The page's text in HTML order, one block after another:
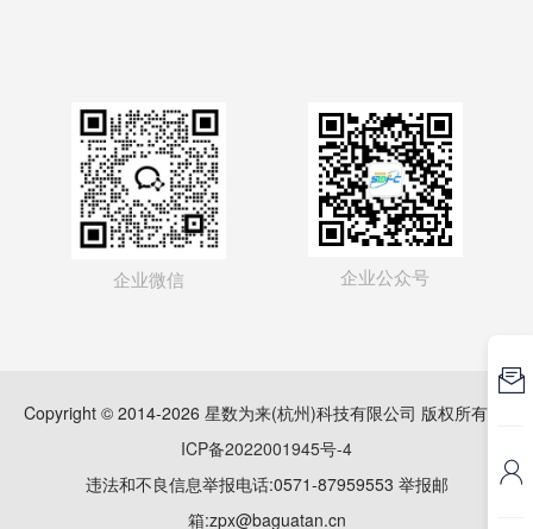
企业微信 企业公众号
Copyright © 2014-2026 星数为来(杭州)科技有限公司 版权所有
ICP备2022001945号-4
违法和不良信息举报电话:0571-87959553 举报邮
箱:zpx@baguatan.cn

